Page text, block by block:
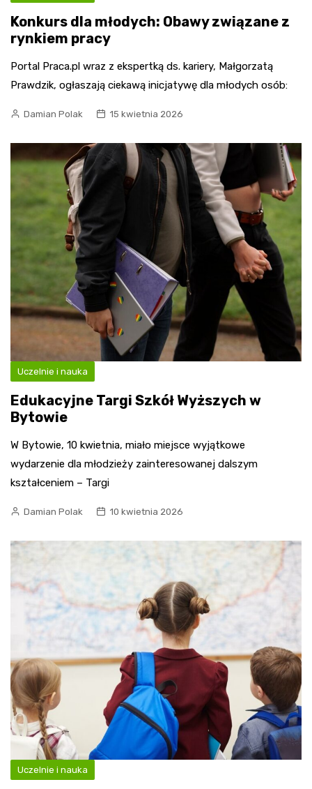
Konkurs dla młodych: Obawy związane z
rynkiem pracy
Portal Praca.pl wraz z ekspertką ds. kariery, Małgorzatą
Prawdzik, ogłaszają ciekawą inicjatywę dla młodych osób:
Damian Polak 15 kwietnia 2026
Uczelnie i nauka
Edukacyjne Targi Szkół Wyższych w
Bytowie
W Bytowie, 10 kwietnia, miało miejsce wyjątkowe
wydarzenie dla młodzieży zainteresowanej dalszym
kształceniem – Targi
Damian Polak 10 kwietnia 2026
Uczelnie i nauka